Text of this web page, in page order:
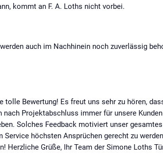
kommt an F. A. Loths nicht vorbei.
auch im Nachhinein noch zuverlässig
tolle Bewertung! Es freut uns sehr zu hören,
Projektabschluss immer für unsere
Solches Feedback motiviert unser
höchsten Ansprüchen gerecht zu
Herzliche Grüße, Ihr Team der Simone Loths